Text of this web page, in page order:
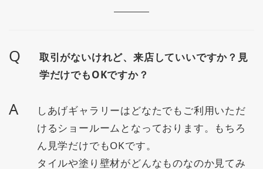
Q
取引がないけれど、来店していいですか？見
学だけでもOKですか？
A
しあげギャラリーはどなたでもご利用いただ
けるショールームとなっております。もちろ
ん見学だけでもOKです。
タイルや塗り壁材がどんなものなのか見てみ